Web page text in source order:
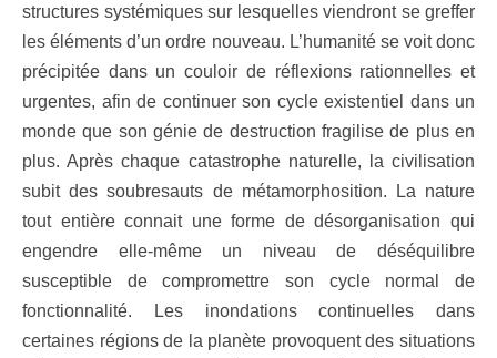
structures systémiques sur lesquelles viendront se greffer
les éléments d’un ordre nouveau. L’humanité se voit donc
précipitée dans un couloir de réflexions rationnelles et
urgentes, afin de continuer son cycle existentiel dans un
monde que son génie de destruction fragilise de plus en
plus. Après chaque catastrophe naturelle, la civilisation
subit des soubresauts de métamorphosition. La nature
tout entière connait une forme de désorganisation qui
engendre elle-même un niveau de déséquilibre
susceptible de compromettre son cycle normal de
fonctionnalité. Les inondations continuelles dans
certaines régions de la planète provoquent des situations